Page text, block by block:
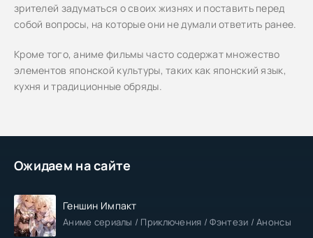
Ожидаем на сайте
Геншин Импакт
Аниме сериалы / Приключения / Фэнтези / Анонсы
зрителей задуматься о своих жизнях и поставить перед
собой вопросы, на которые они не думали ответить ранее.
Кроме того, аниме фильмы часто содержат множество
элементов японской культуры, таких как японский язык,
кухня и традиционные обряды.